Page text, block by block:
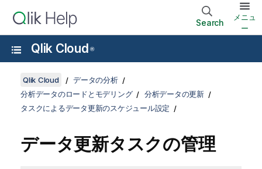
Search
メニュ
ー
Qlik Cloud ®
Qlik Cloud
データの分析
分析データのロードとモデリング
分析データの更新
タスクによるデータ更新のスケジュール設定
データ更新タスクの管理